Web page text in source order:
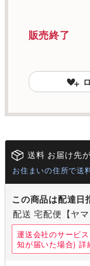
販売終了
送料 お届け先
お住まいの住所で送
この商品は配達日
配送 宅配便【ヤマ
運送会社のサービ
知が届いた場合) 詳